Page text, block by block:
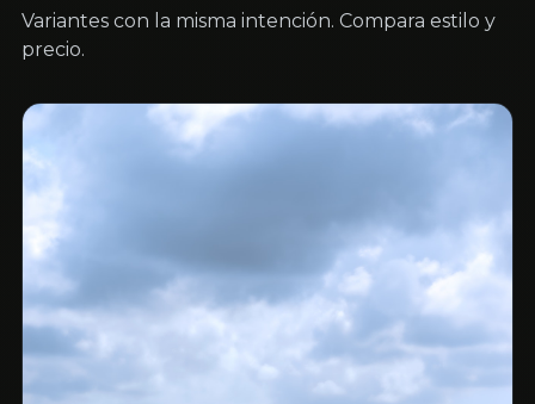
Variantes con la misma intención. Compara estilo y
precio.